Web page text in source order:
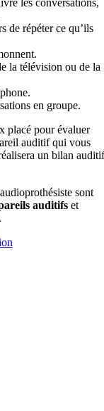
les conversations,
de répéter ce qu’ils
la télévision ou de la
en groupe.
placé pour évaluer
auditif qui vous
un bilan auditif
sont
auditifset